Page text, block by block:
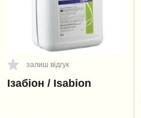
залиш відгук
Ізабіон / Isabion